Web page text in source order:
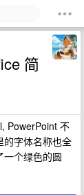
简
PowerPoint 不
的字体名称也全
一个绿色的圆